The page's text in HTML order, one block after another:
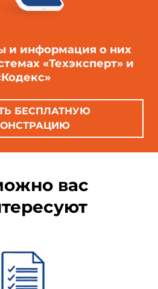
листовые профили с
формой гофра (далее -
изготавливаемые на
станах и предназначенные
и информация о них
«Техэксперт» и
БЕСПЛАТНУЮ
вас